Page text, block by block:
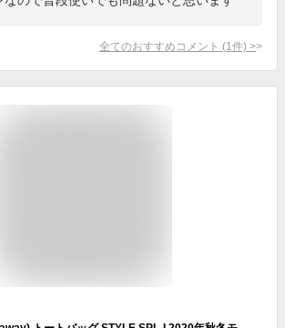
全てのおすすめコメント (1 件) >